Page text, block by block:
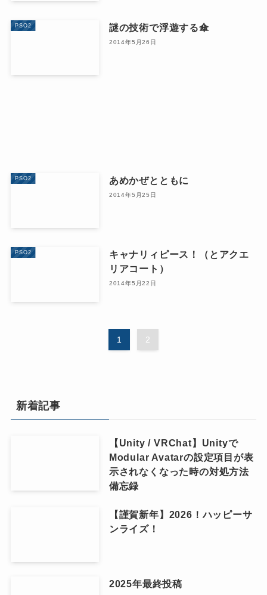
PSO2 謎の技術で浮遊する傘
2014年5月26日
PSO2 あめかぜとともに
2014年5月25日
PSO2
キャナリィピース！（とアクエ
リアコート）
2014年5月22日
1 2
新着記事
【Unity / VRChat】Unityで
Modular Avatarの設定項目が表
示されなくなった時の対処方法
備忘録
【謹賀新年】2026！ハッピーサ
ンライズ！
2025年最終投稿